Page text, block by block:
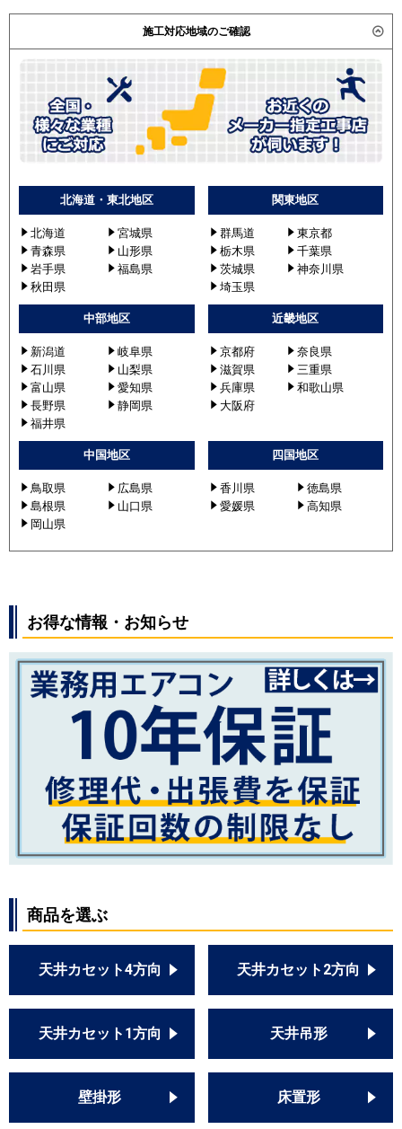
施工対応地域のご確認
北海道・東北地区
北海道
宮城県
青森県
山形県
岩手県
福島県
秋田県
関東地区
群馬道
東京都
栃木県
千葉県
茨城県
神奈川県
埼玉県
中部地区
新潟道
岐阜県
石川県
山梨県
富山県
愛知県
長野県
静岡県
福井県
近畿地区
京都府
奈良県
滋賀県
三重県
兵庫県
和歌山県
大阪府
中国地区
鳥取県
広島県
島根県
山口県
岡山県
四国地区
香川県
徳島県
愛媛県
高知県
お得な情報・お知らせ
商品を選ぶ
天井カセット4方向 天井カセット2方向
天井カセット1方向 天井吊形
壁掛形 床置形